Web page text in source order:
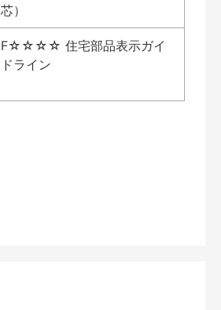
芯）
F☆☆☆☆ 住宅部品表示ガイ
ドライン